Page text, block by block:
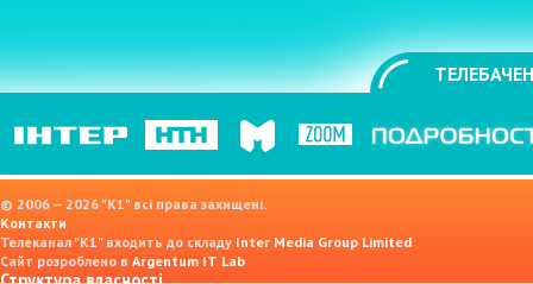
© 2006 — 2026 "K1" всі права захищені.
Контакти
Телеканал "К1" входить до складу Inter Media Group Limited
Сайт розроблено в Argentum IT Lab